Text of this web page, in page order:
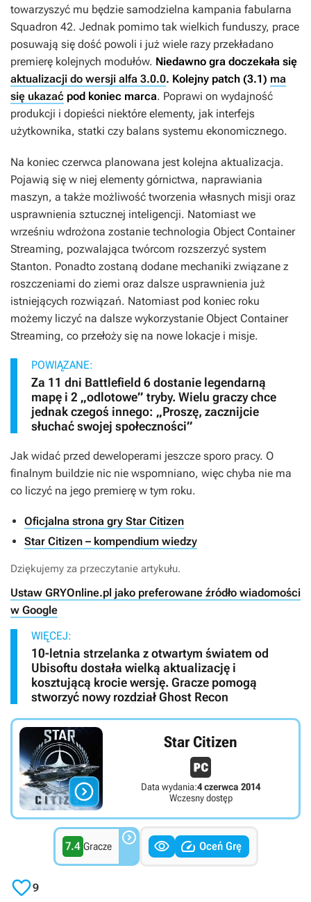
towarzyszyć mu będzie samodzielna kampania fabularna
Squadron 42. Jednak pomimo tak wielkich funduszy, prace
posuwają się dość powoli i już wiele razy przekładano
premierę kolejnych modułów. Niedawno gra doczekała się
aktualizacji do wersji alfa 3.0.0. Kolejny patch (3.1) ma
się ukazać pod koniec marca. Poprawi on wydajność
produkcji i dopieści niektóre elementy, jak interfejs
użytkownika, statki czy balans systemu ekonomicznego.
Na koniec czerwca planowana jest kolejna aktualizacja.
Pojawią się w niej elementy górnictwa, naprawiania
maszyn, a także możliwość tworzenia własnych misji oraz
usprawnienia sztucznej inteligencji. Natomiast we
wrześniu wdrożona zostanie technologia Object Container
Streaming, pozwalająca twórcom rozszerzyć system
Stanton. Ponadto zostaną dodane mechaniki związane z
roszczeniami do ziemi oraz dalsze usprawnienia już
istniejących rozwiązań. Natomiast pod koniec roku
możemy liczyć na dalsze wykorzystanie Object Container
Streaming, co przełoży się na nowe lokacje i misje.
POWIĄZANE:
Za 11 dni Battlefield 6 dostanie legendarną
mapę i 2 „odlotowe” tryby. Wielu graczy chce
jednak czegoś innego: „Proszę, zacznijcie
słuchać swojej społeczności”
Jak widać przed deweloperami jeszcze sporo pracy. O
finalnym buildzie nic nie wspomniano, więc chyba nie ma
co liczyć na jego premierę w tym roku.
Oficjalna strona gry Star Citizen
Star Citizen – kompendium wiedzy
Dziękujemy za przeczytanie artykułu.
Ustaw GRYOnline.pl jako preferowane źródło wiadomości
w Google
WIĘCEJ:
10-letnia strzelanka z otwartym światem od
Ubisoftu dostała wielką aktualizację i
kosztującą krocie wersję. Gracze pomogą
stworzyć nowy rozdział Ghost Recon

Star Citizen
Data wydania:4 czerwca 2014
Wczesny dostęp
7.4 Gracze    Oceń Grę
9